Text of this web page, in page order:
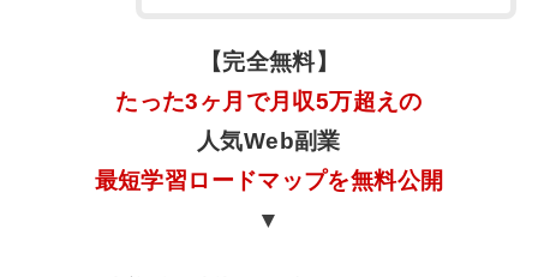
【完全無料】
たった3ヶ月で月収5万超えの
人気Web副業
最短学習ロードマップを無料公開
▼